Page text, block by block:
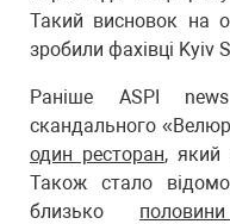
Такий висновок на
зробили фахівці Kyiv
Раніше ASPI
скандального
один ресторан, який
Також стало
близько